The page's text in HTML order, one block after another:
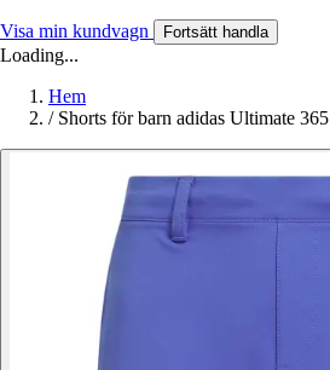
Visa min kundvagn Fortsätt handla
Loading...
Hem
/ Shorts för barn adidas Ultimate 365